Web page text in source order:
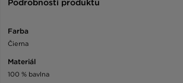
Podrobnosti produktu
Farba
Čierna
Materiál
100 % bavlna